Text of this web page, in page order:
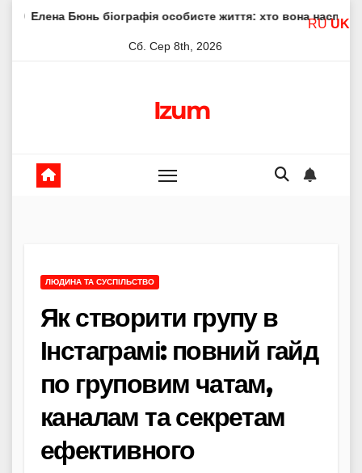
Skipбіографія особисте життя: хто вона насправді
Сб. Сер 8th, 2026
Izum
ЛЮДИНА ТА СУСПІЛЬСТВО
Як створити групу в
Інстаграмі: повний гайд
по груповим чатам,
каналам та секретам
ефективного
RU UK